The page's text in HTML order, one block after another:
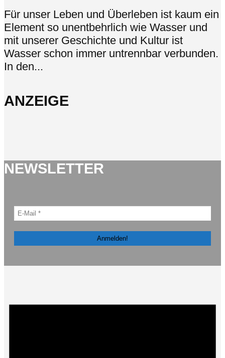
Für unser Leben und Überleben ist kaum ein
Element so unentbehrlich wie Wasser und
mit unserer Geschichte und Kultur ist
Wasser schon immer untrennbar verbunden.
In den...
ANZEIGE
NEWSLETTER